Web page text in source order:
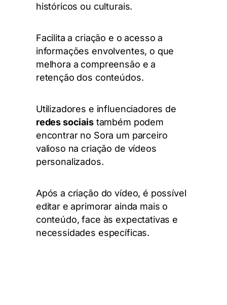
históricos ou culturais.
Facilita a criação e o acesso a
informações envolventes, o que
melhora a compreensão e a
retenção dos conteúdos.
Utilizadores e influenciadores de
redes sociaistambém podem
encontrar no Sora um parceiro
valioso na criação de vídeos
personalizados.
Após a criação do vídeo, é possível
editar e aprimorar ainda mais o
conteúdo, face às expectativas e
necessidades específicas.